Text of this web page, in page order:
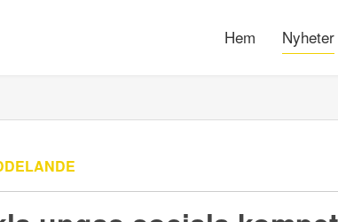
Hem Nyheter